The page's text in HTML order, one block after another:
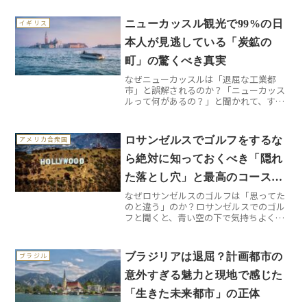
ずです。蘇州観光の真の醍醐味は、表面
的な美しさの向こう側にあるので...
イギリス
ニューカッスル観光で99%の日
本人が見逃している「炭鉱の
町」の驚くべき真実
なぜニューカッスルは「退屈な工業都
市」と誤解されるのか？「ニューカッス
ルって何があるの？」と聞かれて、すぐ
街は、長年「工業都市」「炭鉱の町」と
いうイメージに覆われ、観光...
アメリカ合衆国
ロサンゼルスでゴルフをするな
ら絶対に知っておくべき「隠れ
た落とし穴」と最高のコース選
び
なぜロサンゼルスのゴルフは「思ってた
のと違う」のか？ロサンゼルスでのゴル
フと聞くと、青い空の下で気持ちよくラ
た「のんびりゴルフ」とは程遠い現実が
待っています。まず驚くの...
ブラジル
ブラジリアは退屈？計画都市の
意外すぎる魅力と現地で感じた
「生きた未来都市」の正体